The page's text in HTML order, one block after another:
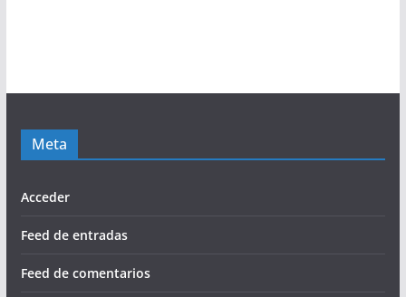
Meta
Acceder
Feed de entradas
Feed de comentarios